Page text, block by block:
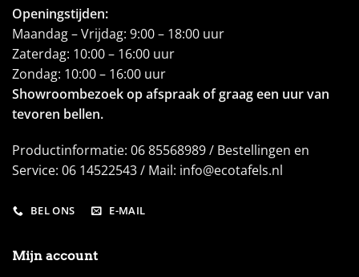
Openingstijden:
Maandag – Vrijdag: 9:00 – 18:00 uur
Zaterdag: 10:00 – 16:00 uur
Zondag: 10:00 – 16:00 uur
Showroombezoek op afspraak of graag een uur van
tevoren bellen.
Productinformatie: 06 85568989 / Bestellingen en
Service: 06 14522543 / Mail: info@ecotafels.nl
BEL ONS E-MAIL
Mijn account